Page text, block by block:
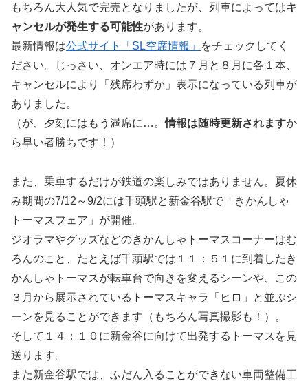
もちろん大人気で完売となりましたが、列車によってはキ
ャンセルが発生する可能性があります。
最新情報は公式サイト「SL空席情報」
をチェックしてく
ださい。じっさい、オンエア時には７月と８月に各１本、
キャンセルにより「残席わずか」表示になっている列車が
ありました。
（が、夕刻にはもう満席に…。情報は随時更新されますか
ら早い者勝ちです！）
また、乗車するだけが鉄道の楽しみではありません。夏休
み期間の7/12～9/2には千頭駅と新金谷駅で「きかんしゃ
トーマスフェア」が開催。
ジオラマやグッズなどのきかんしゃトーマスコーナーはむ
ろんのこと、たとえば千頭駅では１１：５１に到着したき
かんしゃトーマスが転車台で向きを変えるシーンや、この
３月から展示されているトーマスキャラ「ヒロ」と並ぶシ
ーンを見ることができます（もちろん写真撮影も！）。
そして１４：１０に新金谷に向けて出発するトーマスを見
送ります。
また新金谷駅では、ふだん入ることができない車両整備工